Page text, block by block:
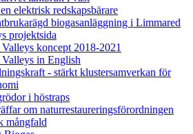
elektrisk redskapsbärare
biogasanläggning i Limmared
projektsida
koncept 2018-2021
Valleys in English
- stärkt klustersamverkan för
i höstraps
om naturrestaureringsförordningen
mångfald